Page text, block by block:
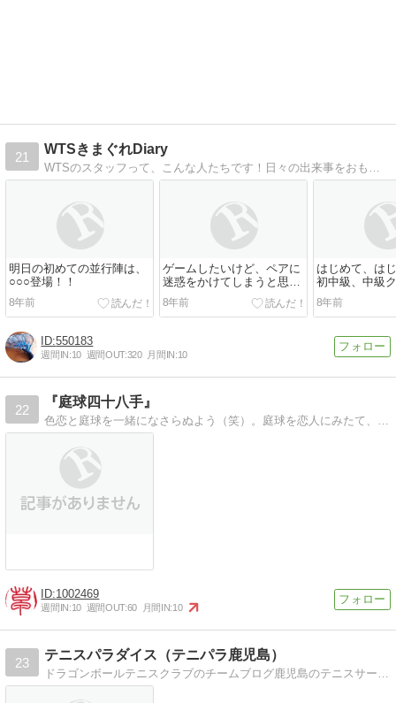
21
WTSきまぐれDiary
明日の初めての並行陣は、
○○○登場！！
8年前
ゲームしたいけど、ペアに
迷惑をかけてしまうと思っ
て、躊躇しているあなたへ
8年前
はじめて、は
初中級、中級
ｸﾞﾓｸﾞタイム
勝敗に関係な
間を過ごした
8年前
550183
週間IN:10 週間OUT:320 月間IN:10
22
『庭球四十八手』
1002469
週間IN:10 週間OUT:60 月間IN:10
23
テニスパラダイス（テニパラ鹿児島）